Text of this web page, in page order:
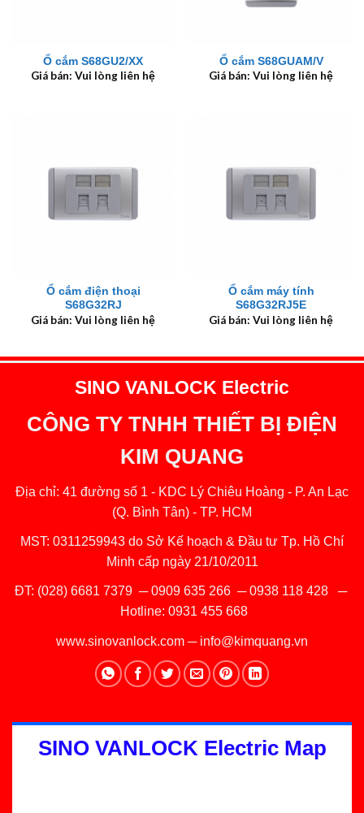
Ổ cắm S68GU2/XX
Giá bán: Vui lòng liên hệ
Ổ cắm S68GUAM/V
Giá bán: Vui lòng liên hệ
Ổ cắm điện thoại
S68G32RJ
Giá bán: Vui lòng liên hệ
Ổ cắm máy tính
S68G32RJ5E
Giá bán: Vui lòng liên hệ
SINO VANLOCK Electric
CÔNG TY TNHH THIẾT BỊ ĐIỆN
KIM QUANG
Địa chỉ: 41 đường số 1 - KDC Lý Chiêu Hoàng - P. An Lạc
(Q. Bình Tân) - TP. HCM
MST: 0311259943 do Sở Kế hoạch & Đầu tư Tp. Hồ Chí
Minh cấp ngày 21/10/2011
ĐT: (028) 6681 7379 ─0909 635 266─0938 118 428─
Hotline: 0931 455 668
www.sinovanlock.com ─ info@kimquang.vn
SINO VANLOCK Electric Map